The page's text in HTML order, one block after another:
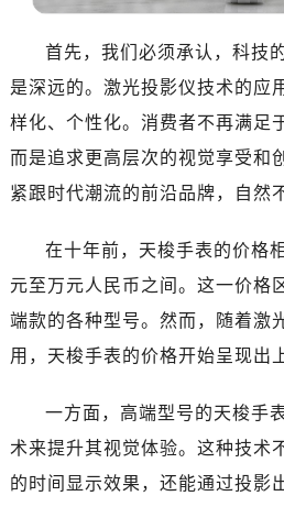
首先，我们必须承认，科技
是深远的。激光投影仪技术的应
样化、个性化。消费者不再满足
而是追求更高层次的视觉享受和
紧跟时代潮流的前沿品牌，自然
在十年前，天梭手表的价格
元至万元人民币之间。这一价格
端款的各种型号。然而，随着激
用，天梭手表的价格开始呈现出
一方面，高端型号的天梭手
术来提升其视觉体验。这种技术
的时间显示效果，还能通过投影